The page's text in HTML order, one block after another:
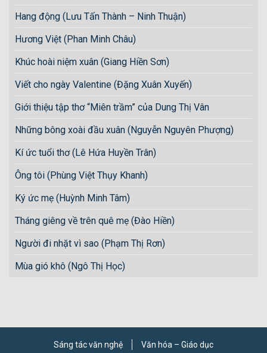
Hang động (Lưu Tấn Thành – Ninh Thuận)
Hương Việt (Phan Minh Châu)
Khúc hoài niệm xuân (Giang Hiền Sơn)
Viết cho ngày Valentine (Đặng Xuân Xuyến)
Giới thiệu tập thơ “Miên trầm” của Dung Thị Vân
Những bông xoài đầu xuân (Nguyễn Nguyên Phượng)
Kí ức tuổi thơ (Lê Hứa Huyền Trân)
Ông tôi (Phùng Việt Thụy Khanh)
Ký ức mẹ (Huỳnh Minh Tâm)
Tháng giêng về trên quê mẹ (Đào Hiền)
Người đi nhặt vì sao (Phạm Thị Rơn)
Mùa gió khô (Ngô Thị Học)
Sáng tác văn nghệ Văn hóa – Giáo dục